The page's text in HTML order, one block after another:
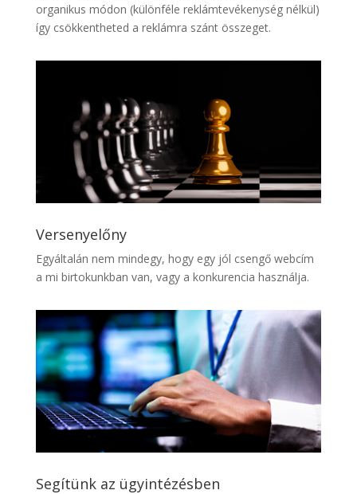
organikus módon (különféle reklámtevékenység nélkül)
így csökkentheted a reklámra szánt összeget.
Versenyelőny
Egyáltalán nem mindegy, hogy egy jól csengő webcím
a mi birtokunkban van, vagy a konkurencia használja.
Segítünk az ügyintézésben